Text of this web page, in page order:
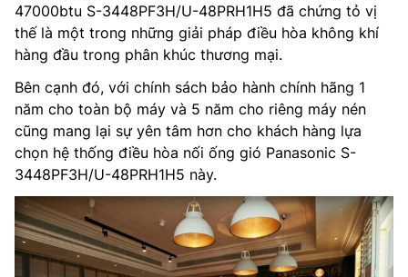
47000btu S-3448PF3H/U-48PRH1H5 đã chứng tỏ vị
thế là một trong những giải pháp điều hòa không khí
hàng đầu trong phân khúc thương mại.
Bên cạnh đó, với chính sách bảo hành chính hãng 1
năm cho toàn bộ máy và 5 năm cho riêng máy nén
cũng mang lại sự yên tâm hơn cho khách hàng lựa
chọn hệ thống điều hòa nối ống gió Panasonic S-
3448PF3H/U-48PRH1H5 này.